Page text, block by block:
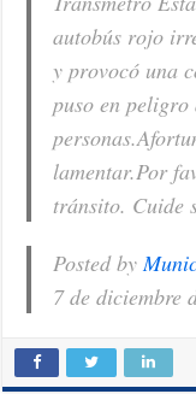
autobús rojo
y provocó una
puso en
lamentar.Por
tránsito. Cuide
Posted by
7 de diciembre